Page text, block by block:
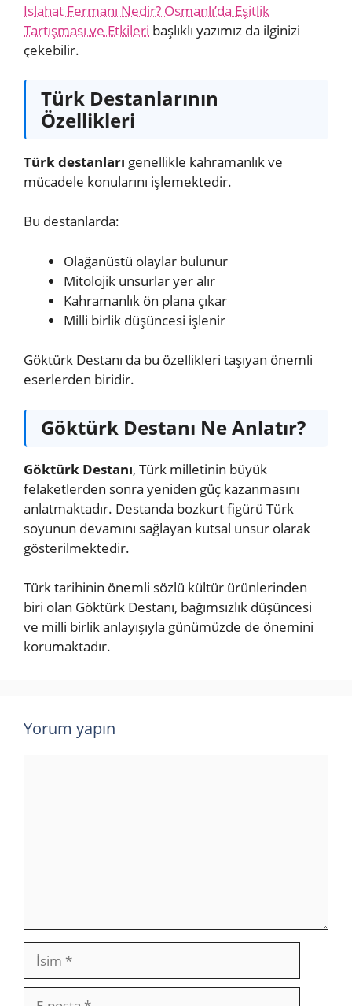
Islahat Fermanı Nedir? Osmanlı’da Eşitlik
Tartışması ve Etkileri başlıklı yazımız da ilginizi
çekebilir.
Türk Destanlarının
Özellikleri
Türk destanları genellikle kahramanlık ve
mücadele konularını işlemektedir.
Bu destanlarda:
Olağanüstü olaylar bulunur
Mitolojik unsurlar yer alır
Kahramanlık ön plana çıkar
Milli birlik düşüncesi işlenir
Göktürk Destanı da bu özellikleri taşıyan önemli
eserlerden biridir.
Göktürk Destanı Ne Anlatır?
Göktürk Destanı, Türk milletinin büyük
felaketlerden sonra yeniden güç kazanmasını
anlatmaktadır. Destanda bozkurt figürü Türk
soyunun devamını sağlayan kutsal unsur olarak
gösterilmektedir.
Türk tarihinin önemli sözlü kültür ürünlerinden
biri olan Göktürk Destanı, bağımsızlık düşüncesi
ve milli birlik anlayışıyla günümüzde de önemini
korumaktadır.
Yorum yapın
İsim